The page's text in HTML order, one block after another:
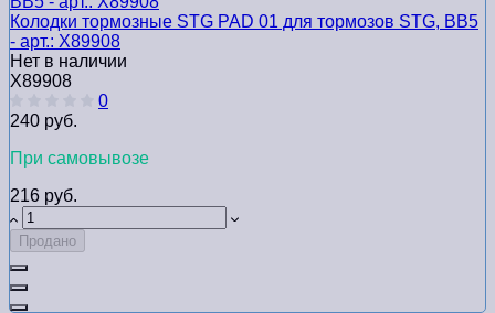
Колодки тормозные STG PAD 01 для тормозов STG, BB5
- арт.: Х89908
Нет в наличии
Х89908
0
240 руб.
При самовывозе
216 руб.
Продано